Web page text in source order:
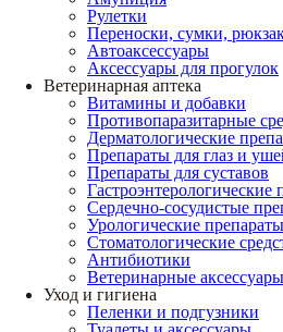
Рулетки
Переноски, сумки,
Автоаксессуары
Аксессуары для прогулок
Ветеринарная аптека
Витамины и добавки
Противопаразитарные
Дерматологические
Препараты для глаз и
Препараты для суставов
Гастроэнтерологические
Сердечно-сосудистые
Урологические препараты
Стоматологические
Антибиотики
Ветеринарные аксессуары
Уход и гигиена
Пеленки и подгузники